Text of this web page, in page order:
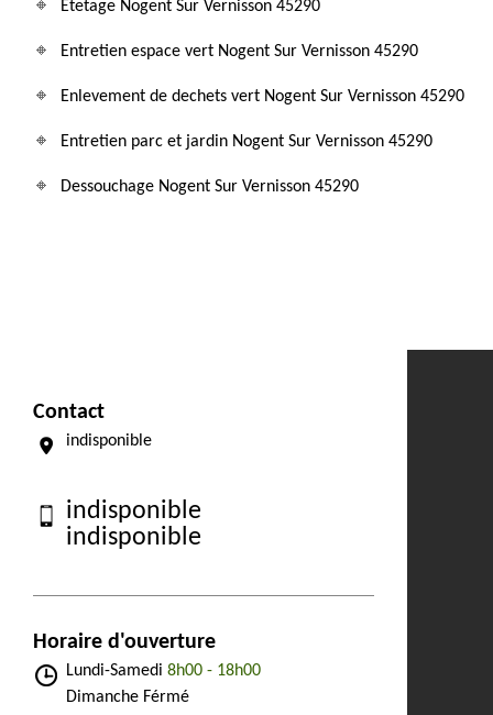
Etetage Nogent Sur Vernisson 45290
Entretien espace vert Nogent Sur Vernisson 45290
Enlevement de dechets vert Nogent Sur Vernisson 45290
Entretien parc et jardin Nogent Sur Vernisson 45290
Dessouchage Nogent Sur Vernisson 45290
Contact
indisponible
indisponible
indisponible
Horaire d'ouverture
Lundi-Samedi 8h00 - 18h00
Dimanche Férmé